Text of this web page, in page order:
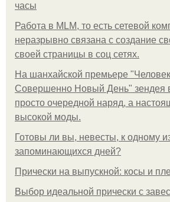
часы
Работа в MLM, то есть сетевой
неразрывно связана с создание
своей страницы в соц сетях.
На шанхайской премьере
Совершенно Новый День" зендея
просто очередной наряд, а
высокой моды.
Готовы ли вы, невесты, к одному
запоминающихся дней?
Прически на выпускной: косы и
Выбор идеальной прически с